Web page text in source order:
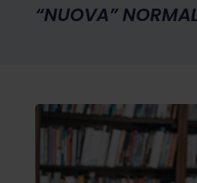
“NUOVA”